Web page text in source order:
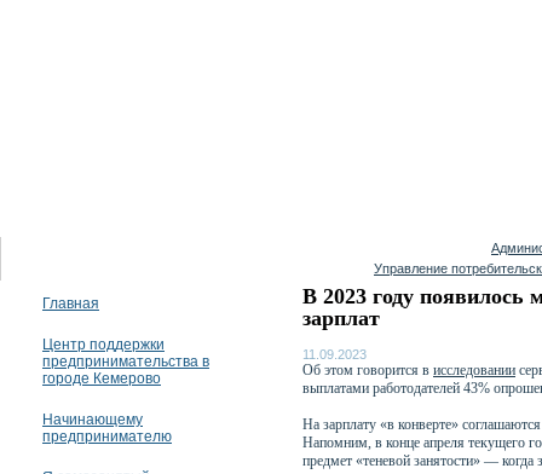
Управление
Главная
Центр поддержки
предпринимательства в
городе Кемерово
Начинающему
предпринимателю
В 2023 году появилось
зарплат
11.09.2023
Об этом говорится в исследовании
выплатами работодателей 43%
На зарплату «в конверте»
Напомним, в конце апреля текущего
предмет «теневой занятости» —